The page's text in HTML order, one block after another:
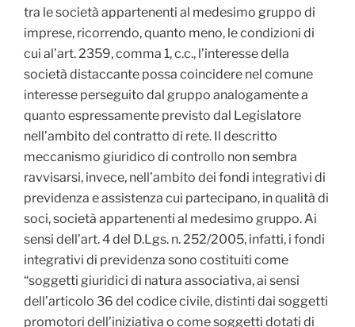
tra le società appartenenti al medesimo gruppo di
imprese, ricorrendo, quanto meno, le condizioni di
cui al’art. 2359, comma 1, c.c., l’interesse della
società distaccante possa coincidere nel comune
interesse perseguito dal gruppo analogamente a
quanto espressamente previsto dal Legislatore
nell’ambito del contratto di rete. Il descritto
meccanismo giuridico di controllo non sembra
ravvisarsi, invece, nell’ambito dei fondi integrativi di
previdenza e assistenza cui partecipano, in qualità di
soci, società appartenenti al medesimo gruppo. Ai
sensi dell’art. 4 del D.Lgs. n. 252/2005, infatti, i fondi
integrativi di previdenza sono costituiti come
“soggetti giuridici di natura associativa, ai sensi
dell’articolo 36 del codice civile, distinti dai soggetti
promotori dell’iniziativa o come soggetti dotati di